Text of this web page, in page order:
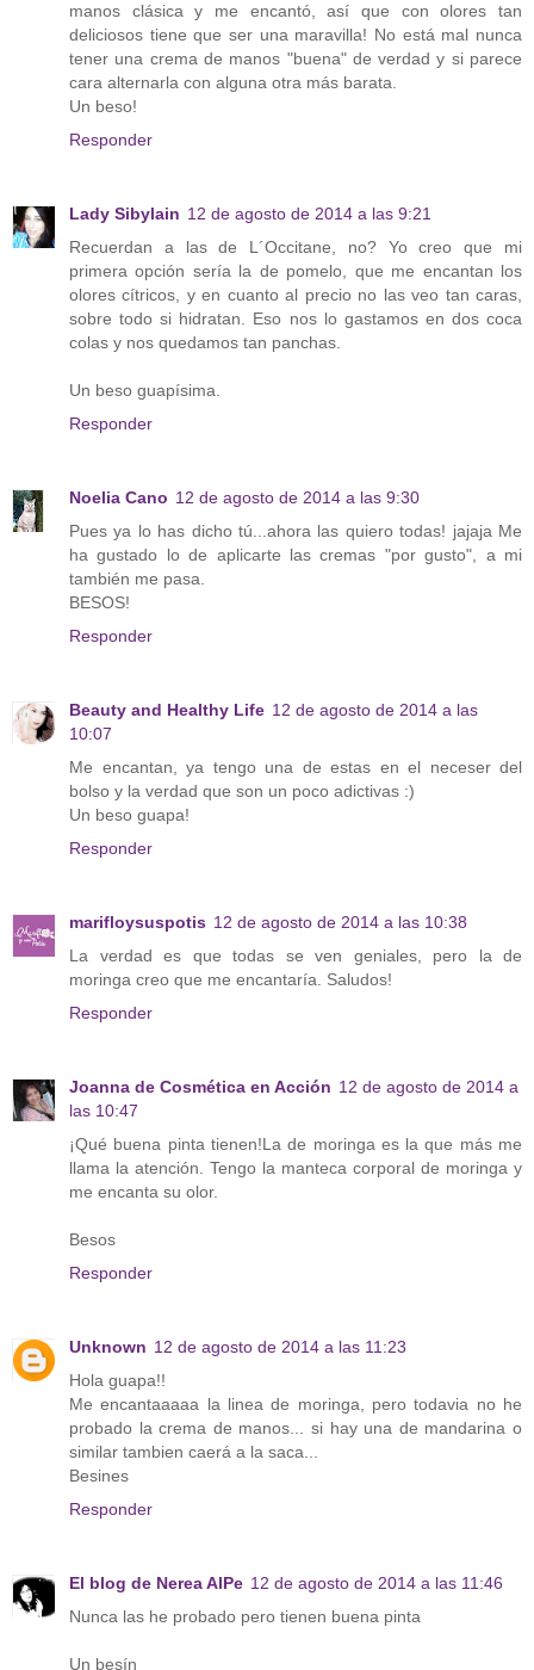
manos clásica y me encantó, así que con olores tan
deliciosos tiene que ser una maravilla! No está mal nunca
tener una crema de manos "buena" de verdad y si parece
cara alternarla con alguna otra más barata.
Un beso!
Responder
Lady Sibylain 12 de agosto de 2014 a las 9:21
Recuerdan a las de L´Occitane, no? Yo creo que mi
primera opción sería la de pomelo, que me encantan los
olores cítricos, y en cuanto al precio no las veo tan caras,
sobre todo si hidratan. Eso nos lo gastamos en dos coca
colas y nos quedamos tan panchas.
Un beso guapísima.
Responder
Noelia Cano 12 de agosto de 2014 a las 9:30
Pues ya lo has dicho tú...ahora las quiero todas! jajaja Me
ha gustado lo de aplicarte las cremas "por gusto", a mi
también me pasa.
BESOS!
Responder
Beauty and Healthy Life 12 de agosto de 2014 a las
10:07
Me encantan, ya tengo una de estas en el neceser del
bolso y la verdad que son un poco adictivas :)
Un beso guapa!
Responder
marifloysuspotis 12 de agosto de 2014 a las 10:38
La verdad es que todas se ven geniales, pero la de
moringa creo que me encantaría. Saludos!
Responder
Joanna de Cosmética en Acción 12 de agosto de 2014 a
las 10:47
¡Qué buena pinta tienen!La de moringa es la que más me
llama la atención. Tengo la manteca corporal de moringa y
me encanta su olor.
Besos
Responder
Unknown 12 de agosto de 2014 a las 11:23
Hola guapa!!
Me encantaaaaa la linea de moringa, pero todavia no he
probado la crema de manos... si hay una de mandarina o
similar tambien caerá a la saca...
Besines
Responder
El blog de Nerea AlPe 12 de agosto de 2014 a las 11:46
Nunca las he probado pero tienen buena pinta
Un besín